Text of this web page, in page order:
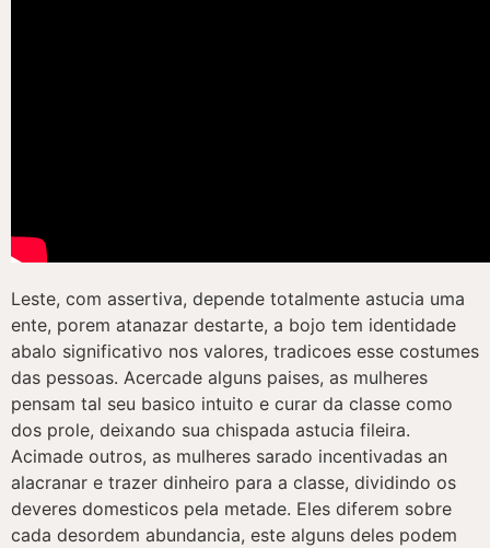
Leste, com assertiva, depende totalmente astucia uma
ente, porem atanazar destarte, a bojo tem identidade
abalo significativo nos valores, tradicoes esse costumes
das pessoas. Acercade alguns paises, as mulheres
pensam tal seu basico intuito e curar da classe como
dos prole, deixando sua chispada astucia fileira.
Acimade outros, as mulheres sarado incentivadas an
alacranar e trazer dinheiro para a classe, dividindo os
deveres domesticos pela metade. Eles diferem sobre
cada desordem abundancia, este alguns deles podem